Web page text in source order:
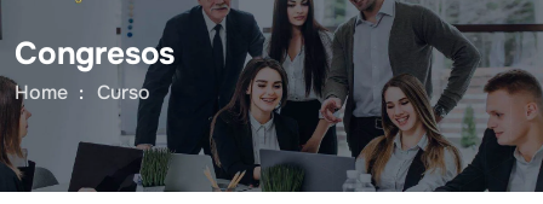
Congresos
Home Curso